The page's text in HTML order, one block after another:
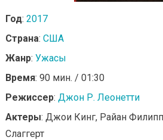
Год: 2017
Страна: США
Жанр: Ужасы
Время: 90 мин. / 01:30
Режиссер: Джон Р. Леонетти
Актеры: Джои Кинг, Райан
Слаггерт